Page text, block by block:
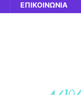
ΕΠΙΚΟΙΝΩΝΙΑ